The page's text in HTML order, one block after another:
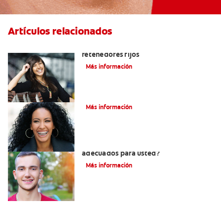
Artículos relacionados
retenedores fijos
Más información
Más información
adecuados para usted?
Más información